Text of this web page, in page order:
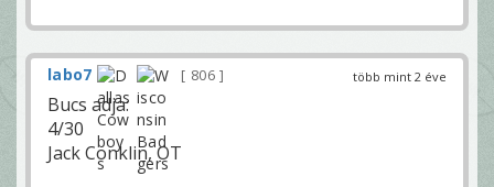
több mint 2 éve
labo7 806
Bucs adja:
4/30
Jack Conklin, OT